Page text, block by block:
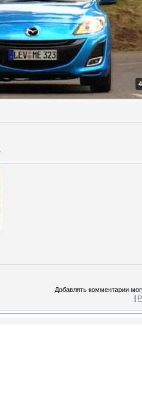
Добавлять комментарии
[